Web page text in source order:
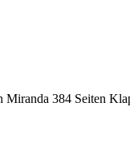
384 Seiten